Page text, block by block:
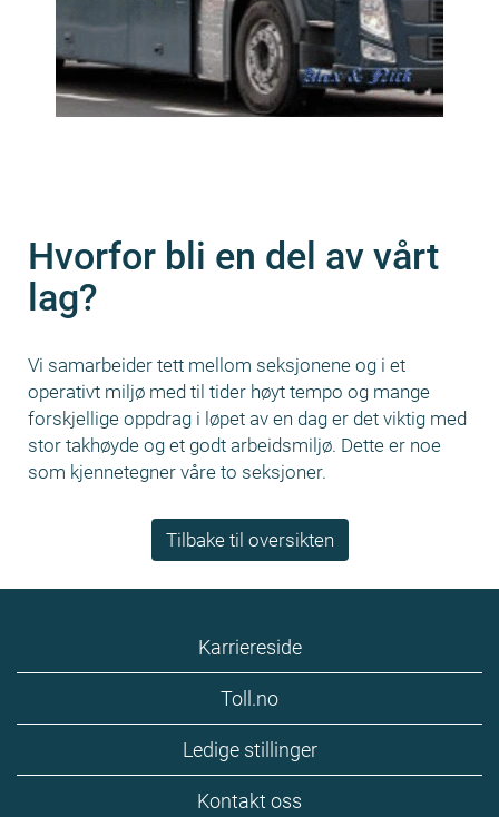
Hvorfor bli en del av vårt
lag?
Vi samarbeider tett mellom seksjonene og i et
operativt miljø med til tider høyt tempo og mange
forskjellige oppdrag i løpet av en dag er det viktig med
stor takhøyde og et godt arbeidsmiljø. Dette er noe
som kjennetegner våre to seksjoner.
Tilbake til oversikten
Karriereside
Toll.no
Ledige stillinger
Kontakt oss